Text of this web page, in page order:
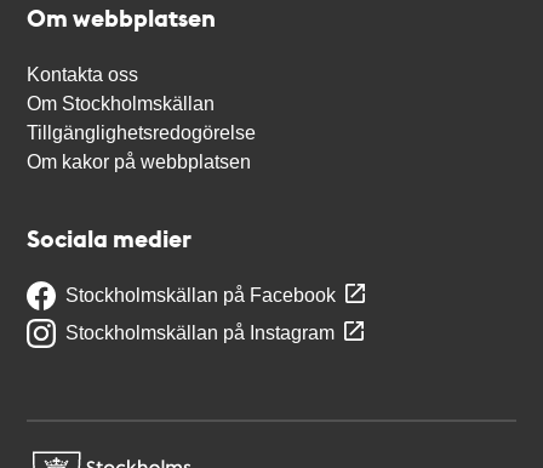
Om webbplatsen
Kontakta oss
Om Stockholmskällan
Tillgänglighetsredogörelse
Om kakor på webbplatsen
Sociala medier
Stockholmskällan på Facebook
Stockholmskällan på Instagram